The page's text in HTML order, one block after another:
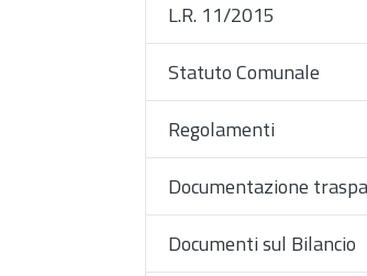
L.R. 11/2015
Statuto Comunale
Regolamenti
Documentazione
Documenti sul Bilancio